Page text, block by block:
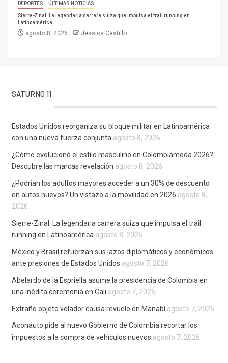
DEPORTES ÚLTIMAS NOTICIAS
Sierre-Zinal: La legendaria carrera suiza que impulsa el trail running en
Latinoamérica
agosto 8, 2026 Jessica Castillo
SATURNO 11
Estados Unidos reorganiza su bloque militar en Latinoamérica
con una nueva fuerza conjunta agosto 8, 2026
¿Cómo evolucionó el estilo masculino en Colombiamoda 2026?
Descubre las marcas revelación agosto 8, 2026
¿Podrían los adultos mayores acceder a un 30% de descuento
en autos nuevos? Un vistazo a la movilidad en 2026 agosto 8,
2026
Sierre-Zinal: La legendaria carrera suiza que impulsa el trail
running en Latinoamérica agosto 8, 2026
México y Brasil refuerzan sus lazos diplomáticos y económicos
ante presiones de Estados Unidos agosto 7, 2026
Abelardo de la Espriella asume la presidencia de Colombia en
una inédita ceremonia en Cali agosto 7, 2026
Extraño objeto volador causa revuelo en Manabí agosto 7, 2026
Aconauto pide al nuevo Gobierno de Colombia recortar los
impuestos a la compra de vehículos nuevos agosto 7, 2026